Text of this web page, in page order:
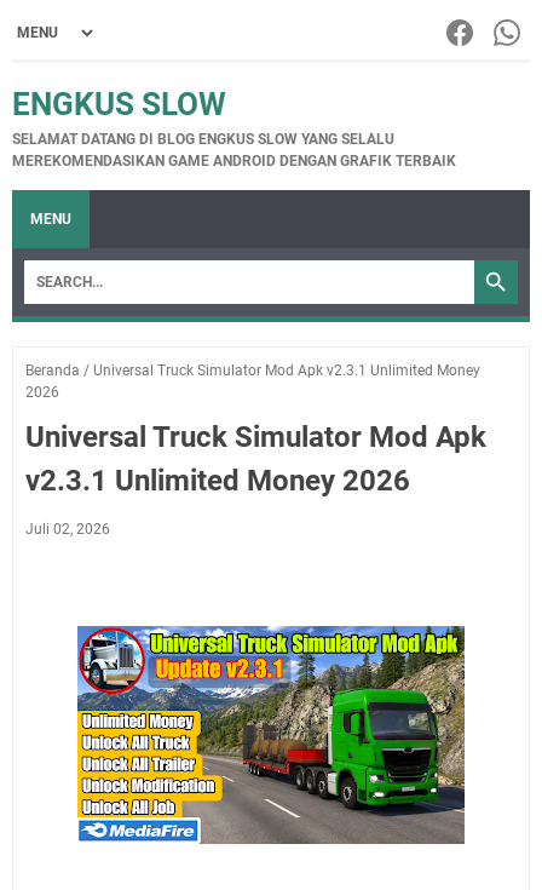
ENGKUS SLOW
SELAMAT DATANG DI BLOG ENGKUS SLOW YANG SELALU
MEREKOMENDASIKAN GAME ANDROID DENGAN GRAFIK TERBAIK
MENU
Beranda / Universal Truck Simulator Mod Apk v2.3.1 Unlimited Money
2026
Universal Truck Simulator Mod Apk
v2.3.1 Unlimited Money 2026
Juli 02, 2026